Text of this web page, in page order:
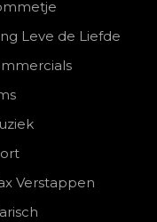
Leve de Liefde
Verstappen